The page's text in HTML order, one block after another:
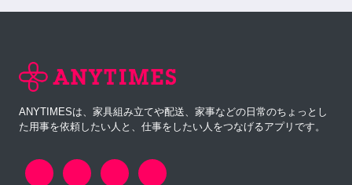
ANYTIMESは、家具組み立てや配送、家事などの日常のちょっとし
た用事を依頼したい人と、仕事をしたい人をつなげるアプリです。